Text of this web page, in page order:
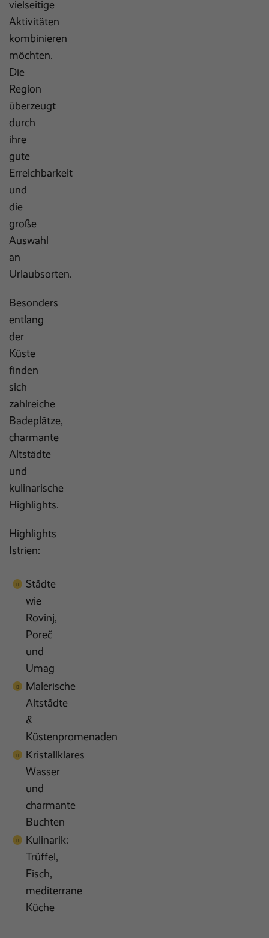
vielseitige
Aktivitäten
kombinieren
möchten.
Die
Region
überzeugt
durch
ihre
gute
Erreichbarkeit
und
die
große
Auswahl
an
Urlaubsorten.
Besonders
entlang
der
Küste
finden
sich
zahlreiche
Badeplätze,
charmante
Altstädte
und
kulinarische
Highlights.
Highlights
Istrien:
Städte
wie
Rovinj,
Poreč
und
Umag
Malerische
Altstädte
&
Küstenpromenaden
Kristallklares
Wasser
und
charmante
Buchten
Kulinarik:
Trüffel,
Fisch,
mediterrane
Küche